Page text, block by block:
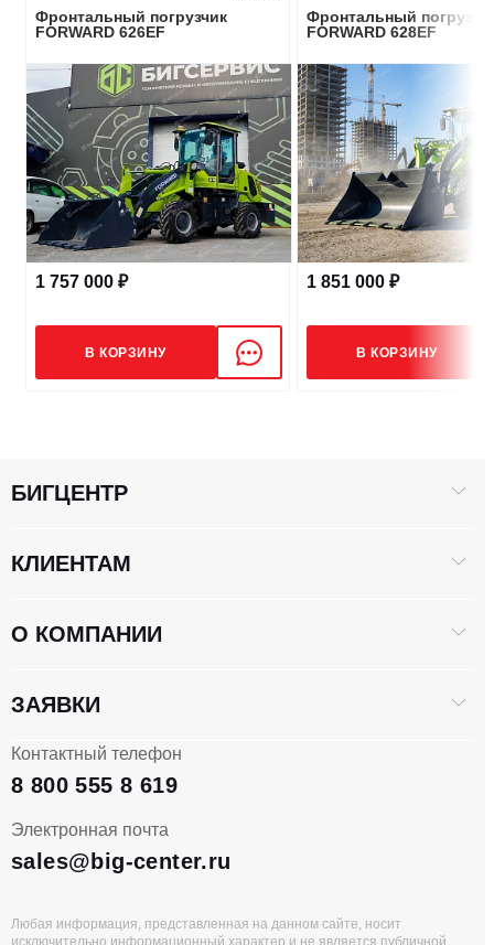
Передняя скорость, км/ч 35
ТОРМОЗНЫЕ СИСТЕМЫ
Тип рабочего тормоза Дисковый тормоз
Тип стояночного тормоза Ручной дисковый тормоз
Тип насоса Шестеренчатый насос
Модель насоса PH2063
Камера заднего вида
БАЗА
Фронтальный погрузчик
FORWARD 626EF
1 757 000 ₽
В КОРЗИНУ
Фронтальный
FORWARD 628EF
1 851 000 ₽
В КОРЗИНУ
Контактный телефон
8 800 555 8 619
Электронная почта
sales@big-center.ru
БИГЦЕНТР
КЛИЕНТАМ
О КОМПАНИИ
ЗАЯВКИ
Любая информация, представленная на данном сайте, носит
исключительно информационный характер и не является публичной